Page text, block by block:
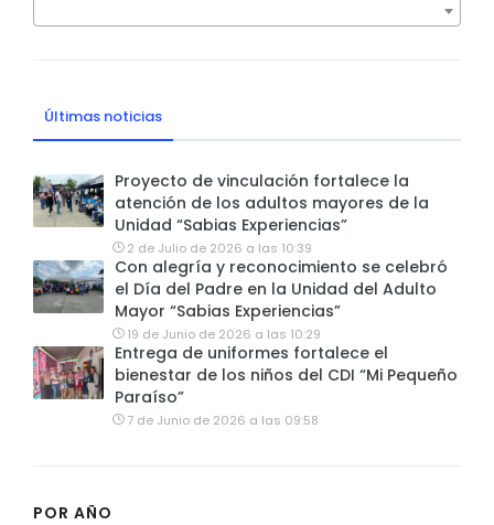
Últimas noticias
Proyecto de vinculación fortalece la
atención de los adultos mayores de la
Unidad “Sabias Experiencias”
2 de Julio de 2026 a las 10:39
Con alegría y reconocimiento se celebró
el Día del Padre en la Unidad del Adulto
Mayor “Sabias Experiencias”
19 de Junio de 2026 a las 10:29
Entrega de uniformes fortalece el
bienestar de los niños del CDI “Mi Pequeño
Paraíso”
7 de Junio de 2026 a las 09:58
POR AÑO